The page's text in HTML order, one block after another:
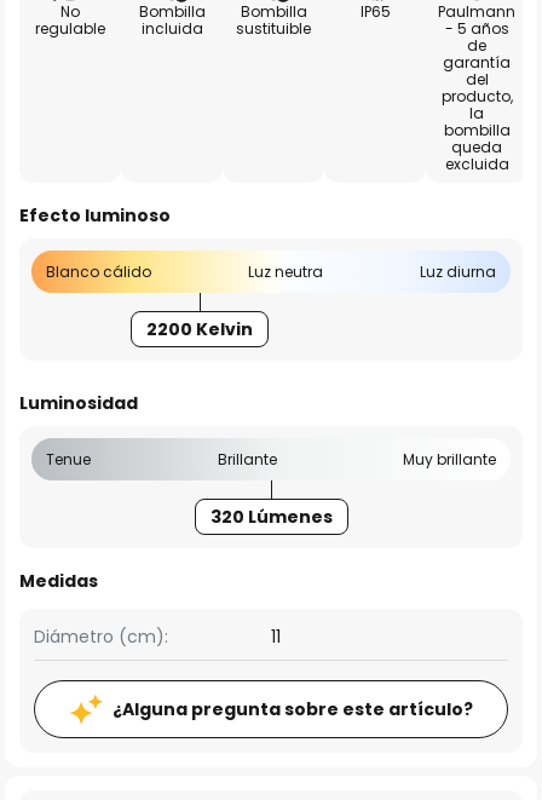
No
regulable
Bombilla
incluida
Bombilla
sustituible
IP65
Paulmann
- 5 años
de
garantía
del
producto,
la
bombilla
queda
excluida
Efecto luminoso
Blanco cálido Luz neutra Luz diurna
2200 Kelvin
Luminosidad
Tenue Brillante Muy brillante
320 Lúmenes
Medidas
Diámetro (cm): 11
¿Alguna pregunta sobre este artículo?